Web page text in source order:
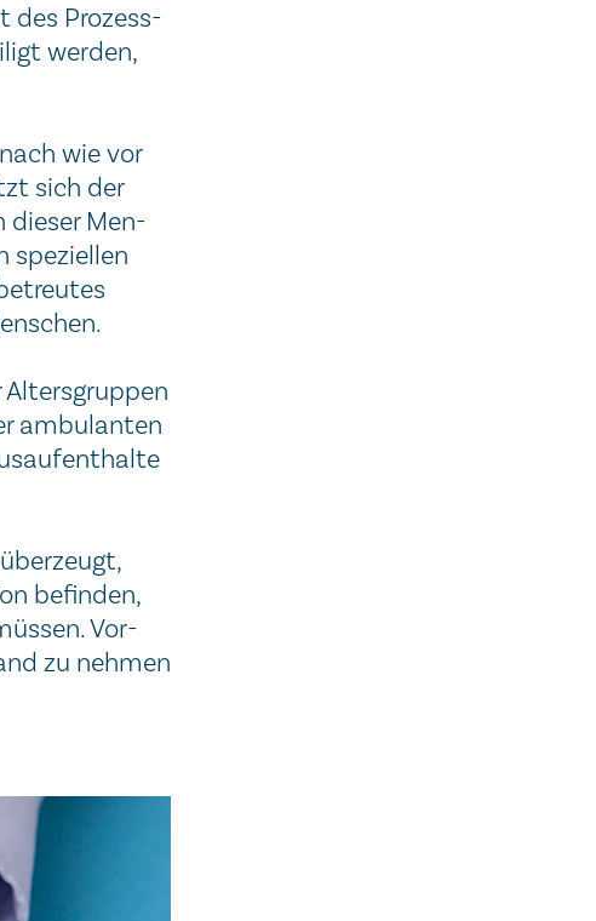
des Pro­zess­
werden,
wie vor
sich der
die­ser Men­
spe­ziel­len
Alters­grup­pen
am­bu­lan­ten
be­fin­den,
Vor­
zu neh­men